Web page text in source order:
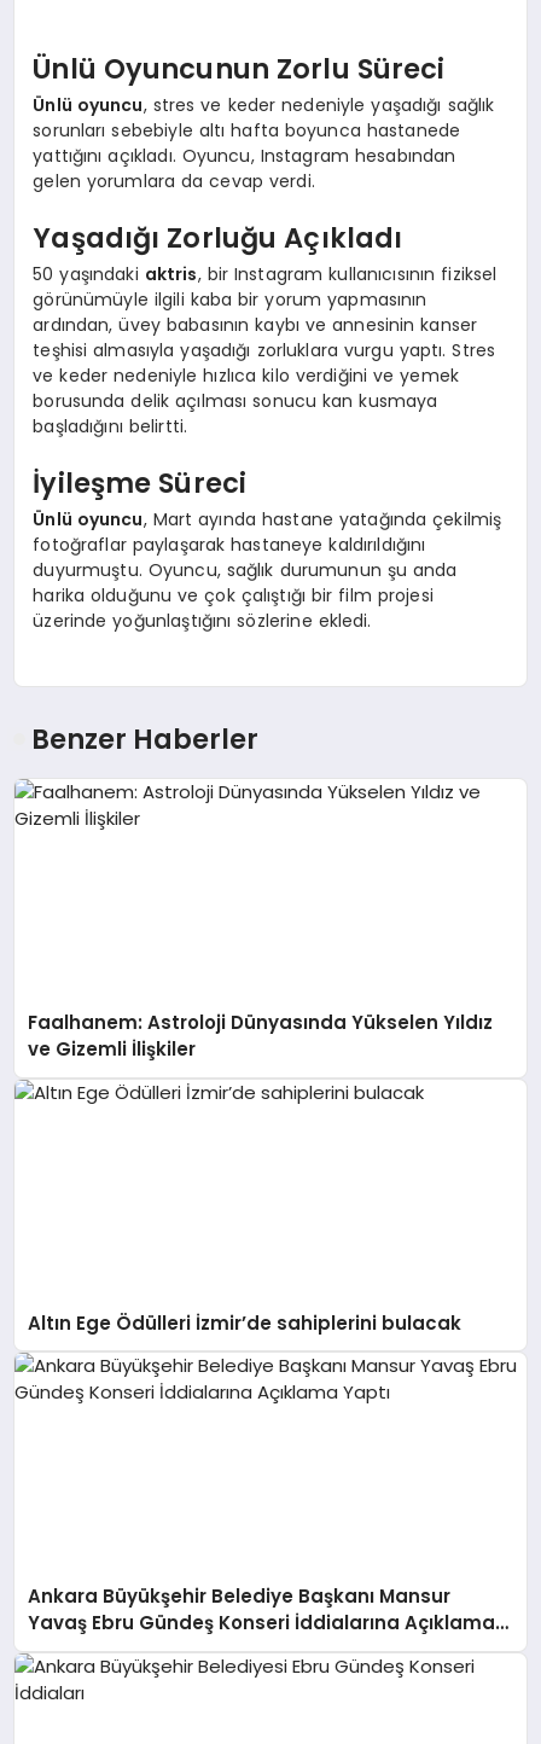
Ünlü Oyuncunun Zorlu Süreci
Ünlü oyuncu, stres ve keder nedeniyle yaşadığı sağlık
sorunları sebebiyle altı hafta boyunca hastanede
yattığını açıkladı. Oyuncu, Instagram hesabından
gelen yorumlara da cevap verdi.
Yaşadığı Zorluğu Açıkladı
50 yaşındaki aktris, bir Instagram kullanıcısının fiziksel
görünümüyle ilgili kaba bir yorum yapmasının
ardından, üvey babasının kaybı ve annesinin kanser
teşhisi almasıyla yaşadığı zorluklara vurgu yaptı. Stres
ve keder nedeniyle hızlıca kilo verdiğini ve yemek
borusunda delik açılması sonucu kan kusmaya
başladığını belirtti.
İyileşme Süreci
Ünlü oyuncu, Mart ayında hastane yatağında çekilmiş
fotoğraflar paylaşarak hastaneye kaldırıldığını
duyurmuştu. Oyuncu, sağlık durumunun şu anda
harika olduğunu ve çok çalıştığı bir film projesi
üzerinde yoğunlaştığını sözlerine ekledi.
Benzer Haberler
Faalhanem: Astroloji Dünyasında Yükselen Yıldız
ve Gizemli İlişkiler
Altın Ege Ödülleri İzmir’de sahiplerini bulacak
Ankara Büyükşehir Belediye Başkanı Mansur
Yavaş Ebru Gündeş Konseri İddialarına Açıklama
Yaptı